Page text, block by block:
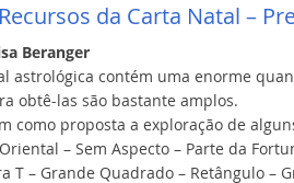
da Carta Natal –
Beranger
astrológica contém uma enorme
obtê-las são bastante amplos.
como proposta a exploração de
– Sem Aspecto – Parte da
T – Grande Quadrado – Retângulo –